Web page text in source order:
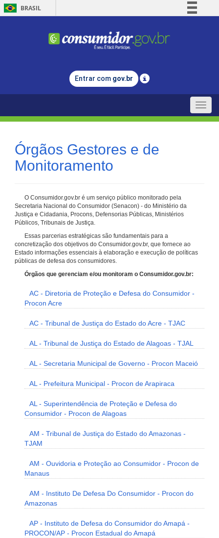
BRASIL
Comunica BR
Legislação
Entrar com gov.br
Toggle
Órgãos Gestores e de
Monitoramento
O Consumidor.gov.br é um serviço público monitorado pela
Secretaria Nacional do Consumidor (Senacon) - do Ministério da
Justiça e Cidadania, Procons, Defensorias Públicas, Ministérios
Públicos, Tribunais de Justiça.
Essas parcerias estratégicas são fundamentais para a
concretização dos objetivos do Consumidor.gov.br, que fornece ao
Estado informações essenciais à elaboração e execução de políticas
públicas de defesa dos consumidores.
Órgãos que gerenciam e/ou monitoram o Consumidor.gov.br:
AC - Diretoria de Proteção e Defesa do Consumidor -
Procon Acre
AC - Tribunal de Justiça do Estado do Acre - TJAC
AL - Tribunal de Justiça do Estado de Alagoas - TJAL
AL - Secretaria Municipal de Governo - Procon Maceió
AL - Prefeitura Municipal - Procon de Arapiraca
AL - Superintendência de Proteção e Defesa do
Consumidor - Procon de Alagoas
AM - Tribunal de Justiça do Estado do Amazonas -
TJAM
AM - Ouvidoria e Proteção ao Consumidor - Procon de
Manaus
AM - Instituto De Defesa Do Consumidor - Procon do
Amazonas
AP - Instituto de Defesa do Consumidor do Amapá -
PROCON/AP - Procon Estadual do Amapá